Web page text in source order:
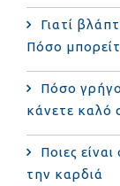
Γιατί
Πόσο
Πόσο
κάνετε καλό
Ποιες
την καρδιά